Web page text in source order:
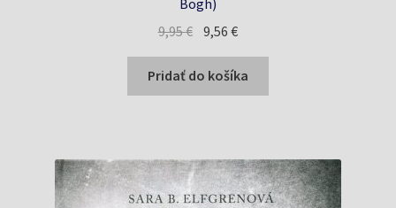
9,95€ Pôvodná
bola:
9,95 €.
9,56€Aktuálna
je:
9,56 €.
Pridať do košíka